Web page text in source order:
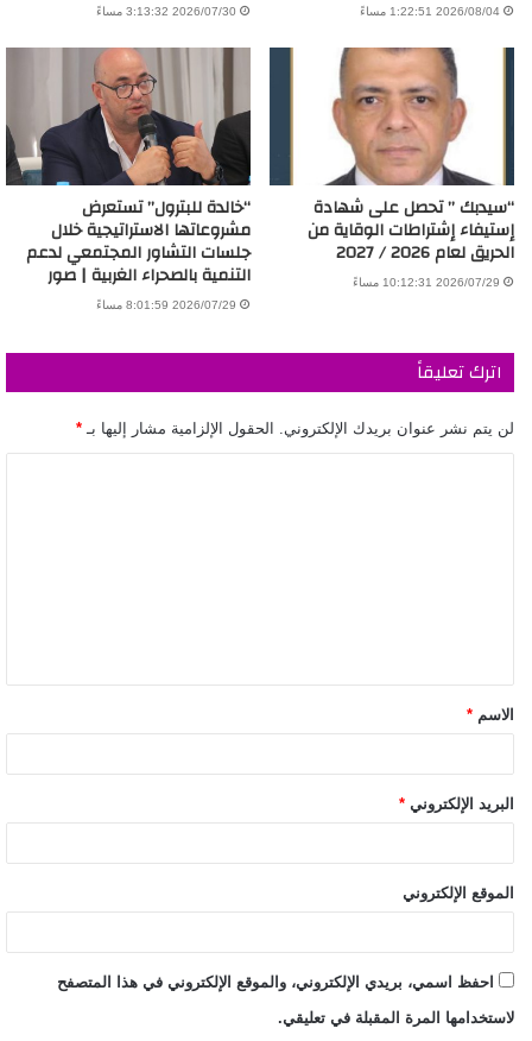
2026/08/04 1:22:51 مساءً 2026/07/30 3:13:32 مساءً
“سيدبك ” تحصل على شهادة
إستيفاء إشتراطات الوقاية من
الحريق لعام 2026 / 2027
2026/07/29 10:12:31 مساءً
“خالدة للبترول” تستعرض
مشروعاتها الاستراتيجية خلال
جلسات التشاور المجتمعي لدعم
التنمية بالصحراء الغربية | صور
2026/07/29 8:01:59 مساءً
اترك تعليقاً
لن يتم نشر عنوان بريدك الإلكتروني. الحقول الإلزامية مشار إليها بـ *
الاسم *
البريد الإلكتروني *
الموقع الإلكتروني
احفظ اسمي، بريدي الإلكتروني، والموقع الإلكتروني في هذا المتصفح
لاستخدامها المرة المقبلة في تعليقي.